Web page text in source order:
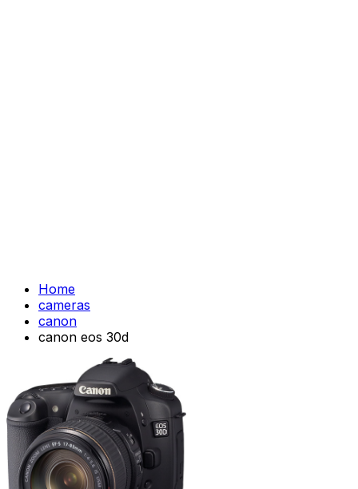
Home
cameras
canon
canon eos 30d